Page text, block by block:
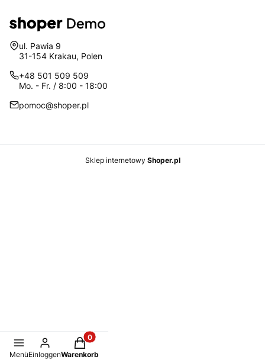
Adresse:
ul. Pawia 9
31-154 Krakau, Polen
+48 501 509 509
Mo. - Fr. / 8:00 - 18:00
pomoc@shoper.pl
Fußzeilenmenü
Sklep internetowy Shoper.pl
MenüEinloggen
Produkte im Warenkorb: 0. Details anzeigen
Warenkorb